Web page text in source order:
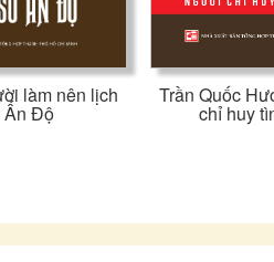
làm nên lịch
Ấn Độ
Trần Quốc
chỉ huy